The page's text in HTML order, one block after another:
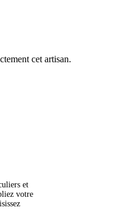
cet artisan.
et
votre